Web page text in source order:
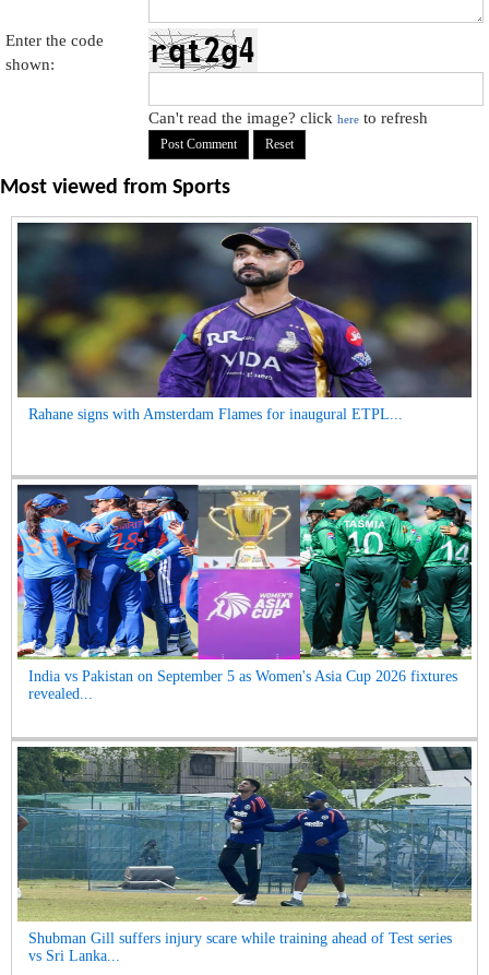
Enter the code
shown:
Can't read the image? clickhere to refresh
Most viewed from Sports
Rahane signs with Amsterdam Flames for inaugural ETPL...
India vs Pakistan on September 5 as Women's Asia Cup 2026 fixtures
revealed...
Shubman Gill suffers injury scare while training ahead of Test series
vs Sri Lanka...